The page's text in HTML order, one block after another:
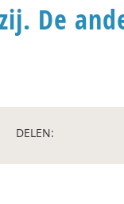
De
DELEN: